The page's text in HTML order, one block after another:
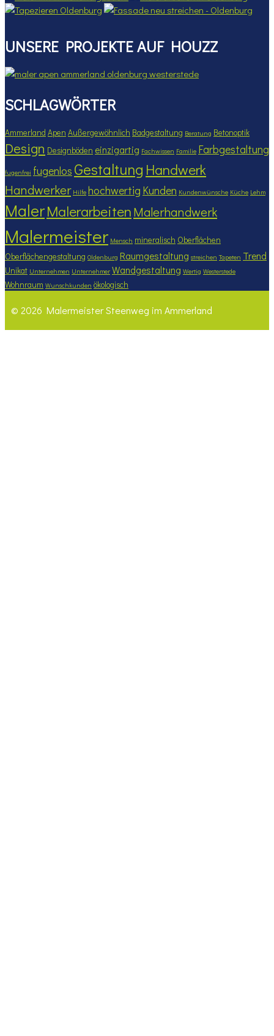
UNSERE PROJEKTE AUF HOUZZ
SCHLAGWÖRTER
Ammerland Apen Außergewöhnlich Badgestaltung Beratung Betonoptik
Design Designböden einzigartig Fachwissen Familie Farbgestaltung
fugenfrei fugenlos Gestaltung Handwerk
Handwerker Hilfe hochwertig Kunden Kundenwünsche Küche Lehm
MalerMalerarbeitenMalerhandwerk
Malermeister Mensch mineralisch Oberflächen
Oberflächengestaltung Oldenburg Raumgestaltung streichen Tapeten Trend
Unikat Unternehmen Unternehmer Wandgestaltung Wertig Westerstede
Wohnraum Wunschkunden ökologisch
© 2026 Malermeister Steenweg im Ammerland